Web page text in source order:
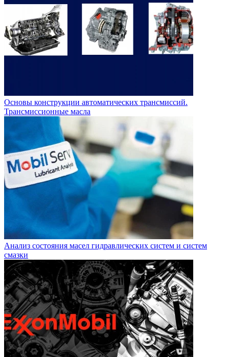
Основы конструкции автоматических трансмиссий.
Трансмиссионные масла
Анализ состояния масел гидравлических систем и систем
смазки